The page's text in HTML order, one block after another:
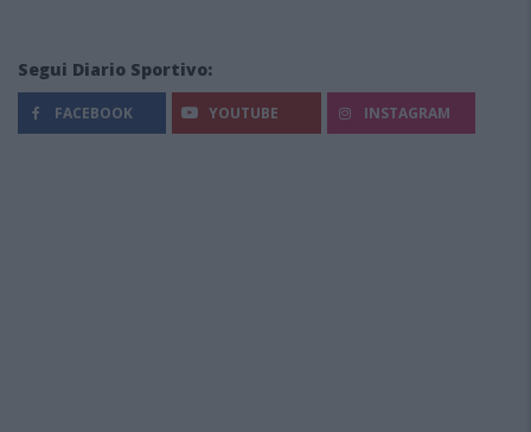
Segui Diario Sportivo:
FACEBOOK YOUTUBE INSTAGRAM